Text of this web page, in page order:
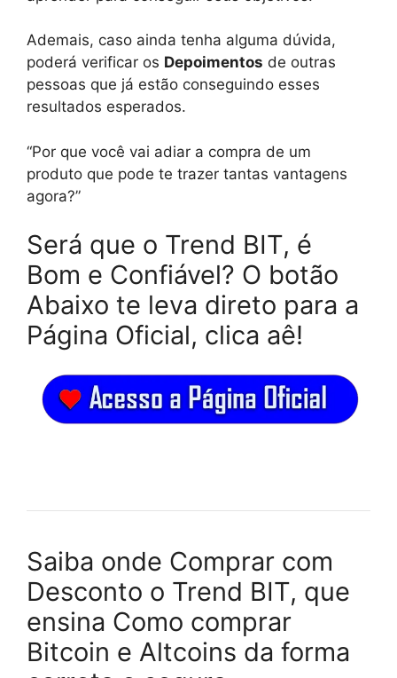
Ademais, caso ainda tenha alguma dúvida,
poderá verificar os Depoimentos de outras
pessoas que já estão conseguindo esses
resultados esperados.
“Por que você vai adiar a compra de um
produto que pode te trazer tantas vantagens
agora?”
Será que o Trend BIT, é
Bom e Confiável? O botão
Abaixo te leva direto para a
Página Oficial, clica aê!
Saiba onde Comprar com
Desconto o Trend BIT, que
ensina Como comprar
Bitcoin e Altcoins da forma